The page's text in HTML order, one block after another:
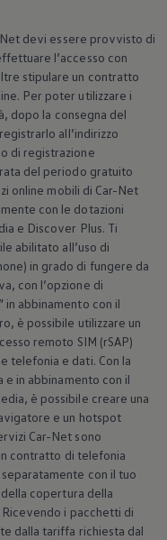
e Caravelle
ID. Buzz
Fluidi
2026
devi essere provvisto di
l’accesso con
stipulare un contratto
Per poter utilizzare i
dopo la consegna del
all’indirizzo
di registrazione
del periodo gratuito
online mobili di Car-Net
con le dotazioni
e Discover Plus. Ti
abilitato all’uso di
in grado di fungere da
con l’opzione di
in abbinamento con il
è possibile utilizzare un
remoto SIM (rSAP)
telefonia e dati. Con la
e in abbinamento con il
è possibile creare una
e un hotspot
Car-Net sono
contratto di telefonia
con il tuo
copertura della
i pacchetti di
dalla tariffa richiesta dal